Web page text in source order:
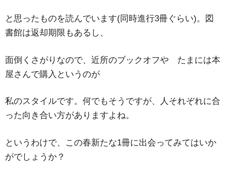
と思ったものを読んでいます(同時進行3冊ぐらい)。図
書館は返却期限もあるし、
面倒くさがりなので、近所のブックオフや たまには本
屋さんで購入というのが
私のスタイルです。何でもそうですが、人それぞれに合
った向き合い方がありますよね。
というわけで、この春新たな1冊に出会ってみてはいか
がでしょうか？